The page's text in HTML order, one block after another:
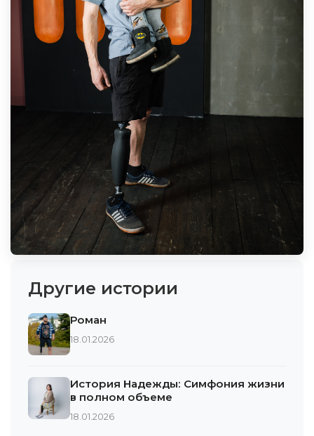
Другие истории
Роман
18.01.2026
История Надежды: Симфония жизни
в полном объеме
18.01.2026